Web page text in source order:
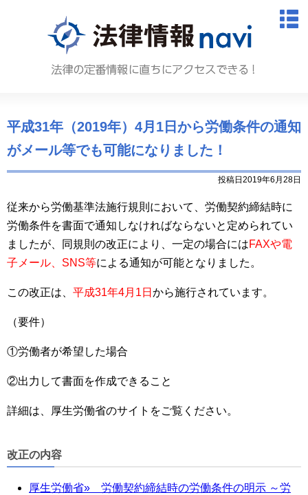
法律情
平成31年（2019年）4月1日から労働条件の通知
がメール等でも可能になりました！
投稿日2019年6月28日
従来から労働基準法施行規則において、労働契約締結時に
労働条件を書面で通知しなければならないと定められてい
ましたが、同規則の改正により、一定の場合にはFAXや電
子メール、SNS等による通知が可能となりました。
この改正は、 平成31年4月1日 から施行されています。
（要件）
①労働者が希望した場合
②出力して書面を作成できること
詳細は、厚生労働省のサイトをご覧ください。
改正の内容
厚生労働省» 労働契約締結時の労働条件の明示 ～労